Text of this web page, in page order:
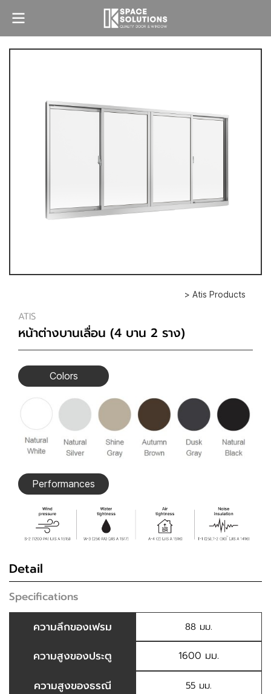
> Atis Products
ATIS
หน้าต่างบานเลื่อน (4 บาน 2 ราง)
Colors
Performances
Detail
Specifications
ความลึกของเฟรม
88 มม.
ความสูงของประตู 1600 มม.
ความสูงของธรณี 55 มม.